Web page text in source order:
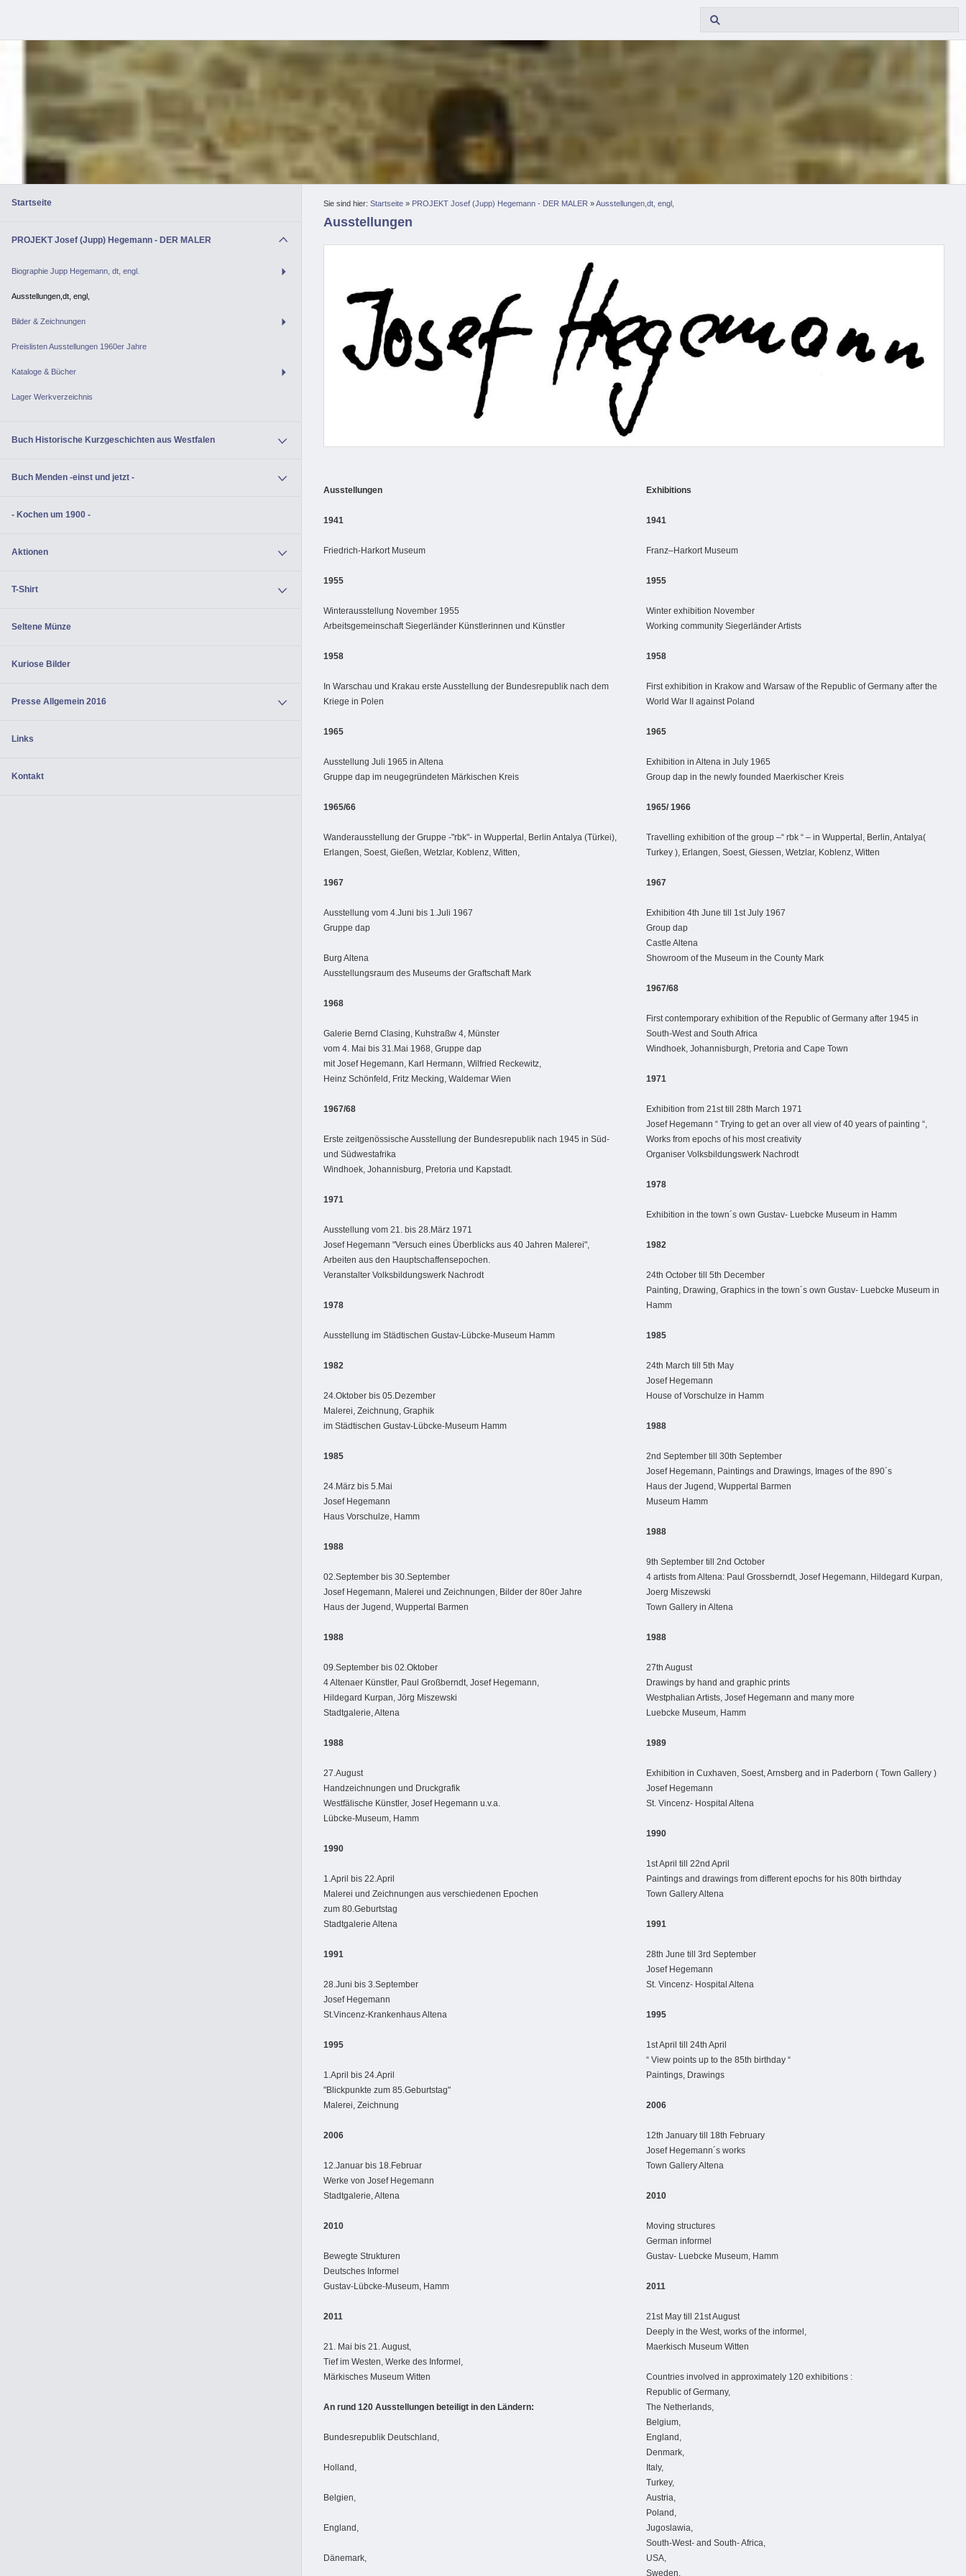
Startseite
PROJEKT Josef (Jupp) Hegemann - DER MALER
Biographie Jupp Hegemann, dt, engl.
Ausstellungen,dt, engl,
Bilder & Zeichnungen
Preislisten Ausstellungen 1960er Jahre
Kataloge & Bücher
Lager Werkverzeichnis
Buch Historische Kurzgeschichten aus Westfalen
Buch Menden -einst und jetzt -
- Kochen um 1900 -
Aktionen
T-Shirt
Seltene Münze
Kuriose Bilder
Presse Allgemein 2016
Links
Kontakt
Sie sind hier: Startseite » PROJEKT Josef (Jupp) Hegemann - DER MALER »Ausstellungen,dt, engl,
Ausstellungen
Ausstellungen
1941
Friedrich-Harkort Museum
1955
Winterausstellung November 1955
Arbeitsgemeinschaft Siegerländer Künstlerinnen und Künstler
1958
In Warschau und Krakau erste Ausstellung der Bundesrepublik nach dem
Kriege in Polen
1965
Ausstellung Juli 1965 in Altena
Gruppe dap im neugegründeten Märkischen Kreis
1965/66
Wanderausstellung der Gruppe -"rbk"- in Wuppertal, Berlin Antalya (Türkei),
Erlangen, Soest, Gießen, Wetzlar, Koblenz, Witten,
1967
Ausstellung vom 4.Juni bis 1.Juli 1967
Gruppe dap
Burg Altena
Ausstellungsraum des Museums der Graftschaft Mark
1968
Galerie Bernd Clasing, Kuhstraßw 4, Münster
vom 4. Mai bis 31.Mai 1968, Gruppe dap
mit Josef Hegemann, Karl Hermann, Wilfried Reckewitz,
Heinz Schönfeld, Fritz Mecking, Waldemar Wien
1967/68
Erste zeitgenössische Ausstellung der Bundesrepublik nach 1945 in Süd-
und Südwestafrika
Windhoek, Johannisburg, Pretoria und Kapstadt.
1971
Ausstellung vom 21. bis 28.März 1971
Josef Hegemann "Versuch eines Überblicks aus 40 Jahren Malerei",
Arbeiten aus den Hauptschaffensepochen.
Veranstalter Volksbildungswerk Nachrodt
1978
Ausstellung im Städtischen Gustav-Lübcke-Museum Hamm
1982
24.Oktober bis 05.Dezember
Malerei, Zeichnung, Graphik
im Städtischen Gustav-Lübcke-Museum Hamm
1985
24.März bis 5.Mai
Josef Hegemann
Haus Vorschulze, Hamm
1988
02.September bis 30.September
Josef Hegemann, Malerei und Zeichnungen, Bilder der 80er Jahre
Haus der Jugend, Wuppertal Barmen
1988
09.September bis 02.Oktober
4 Altenaer Künstler, Paul Großberndt, Josef Hegemann,
Hildegard Kurpan, Jörg Miszewski
Stadtgalerie, Altena
1988
27.August
Handzeichnungen und Druckgrafik
Westfälische Künstler, Josef Hegemann u.v.a.
Lübcke-Museum, Hamm
1990
1.April bis 22.April
Malerei und Zeichnungen aus verschiedenen Epochen
zum 80.Geburtstag
Stadtgalerie Altena
1991
28.Juni bis 3.September
Josef Hegemann
St.Vincenz-Krankenhaus Altena
1995
1.April bis 24.April
"Blickpunkte zum 85.Geburtstag"
Malerei, Zeichnung
2006
12.Januar bis 18.Februar
Werke von Josef Hegemann
Stadtgalerie, Altena
2010
Bewegte Strukturen
Deutsches Informel
Gustav-Lübcke-Museum, Hamm
2011
21. Mai bis 21. August,
Tief im Westen, Werke des Informel,
Märkisches Museum Witten
An rund 120 Ausstellungen beteiligt in den Ländern:
Bundesrepublik Deutschland,
Holland,
Belgien,
England,
Dänemark,
Exhibitions
1941
Franz–Harkort Museum
1955
Winter exhibition November
Working community Siegerländer Artists
1958
First exhibition in Krakow and Warsaw of the Republic of Germany after the
World War II against Poland
1965
Exhibition in Altena in July 1965
Group dap in the newly founded Maerkischer Kreis
1965/ 1966
Travelling exhibition of the group –“ rbk “ – in Wuppertal, Berlin, Antalya(
Turkey ), Erlangen, Soest, Giessen, Wetzlar, Koblenz, Witten
1967
Exhibition 4th June till 1st July 1967
Group dap
Castle Altena
Showroom of the Museum in the County Mark
1967/68
First contemporary exhibition of the Republic of Germany after 1945 in
South-West and South Africa
Windhoek, Johannisburgh, Pretoria and Cape Town
1971
Exhibition from 21st till 28th March 1971
Josef Hegemann “ Trying to get an over all view of 40 years of painting “,
Works from epochs of his most creativity
Organiser Volksbildungswerk Nachrodt
1978
Exhibition in the town´s own Gustav- Luebcke Museum in Hamm
1982
24th October till 5th December
Painting, Drawing, Graphics in the town´s own Gustav- Luebcke Museum in
Hamm
1985
24th March till 5th May
Josef Hegemann
House of Vorschulze in Hamm
1988
2nd September till 30th September
Josef Hegemann, Paintings and Drawings, Images of the 890´s
Haus der Jugend, Wuppertal Barmen
Museum Hamm
1988
9th September till 2nd October
4 artists from Altena: Paul Grossberndt, Josef Hegemann, Hildegard Kurpan,
Joerg Miszewski
Town Gallery in Altena
1988
27th August
Drawings by hand and graphic prints
Westphalian Artists, Josef Hegemann and many more
Luebcke Museum, Hamm
1989
Exhibition in Cuxhaven, Soest, Arnsberg and in Paderborn ( Town Gallery )
Josef Hegemann
St. Vincenz- Hospital Altena
1990
1st April till 22nd April
Paintings and drawings from different epochs for his 80th birthday
Town Gallery Altena
1991
28th June till 3rd September
Josef Hegemann
St. Vincenz- Hospital Altena
1995
1st April till 24th April
“ View points up to the 85th birthday “
Paintings, Drawings
2006
12th January till 18th February
Josef Hegemann´s works
Town Gallery Altena
2010
Moving structures
German informel
Gustav- Luebcke Museum, Hamm
2011
21st May till 21st August
Deeply in the West, works of the informel,
Maerkisch Museum Witten
Countries involved in approximately 120 exhibitions :
Republic of Germany,
The Netherlands,
Belgium,
England,
Denmark,
Italy,
Turkey,
Austria,
Poland,
Jugoslawia,
South-West- and South- Africa,
USA,
Sweden,